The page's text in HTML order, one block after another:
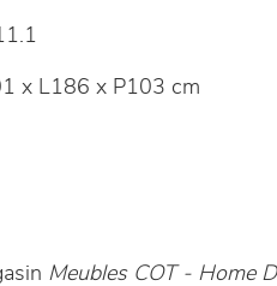
x L186 x P103 cm
Meubles COT - Home